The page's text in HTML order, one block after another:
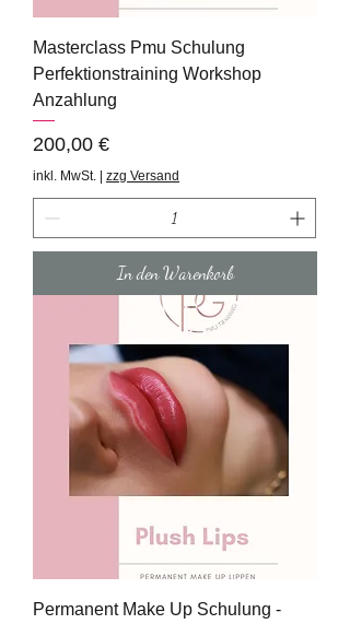
Masterclass Pmu Schulung
Perfektionstraining Workshop
Anzahlung
Preis
200,00 €
inkl. MwSt. | zzg Versand
In den Warenkorb
Permanent Make Up Schulung -